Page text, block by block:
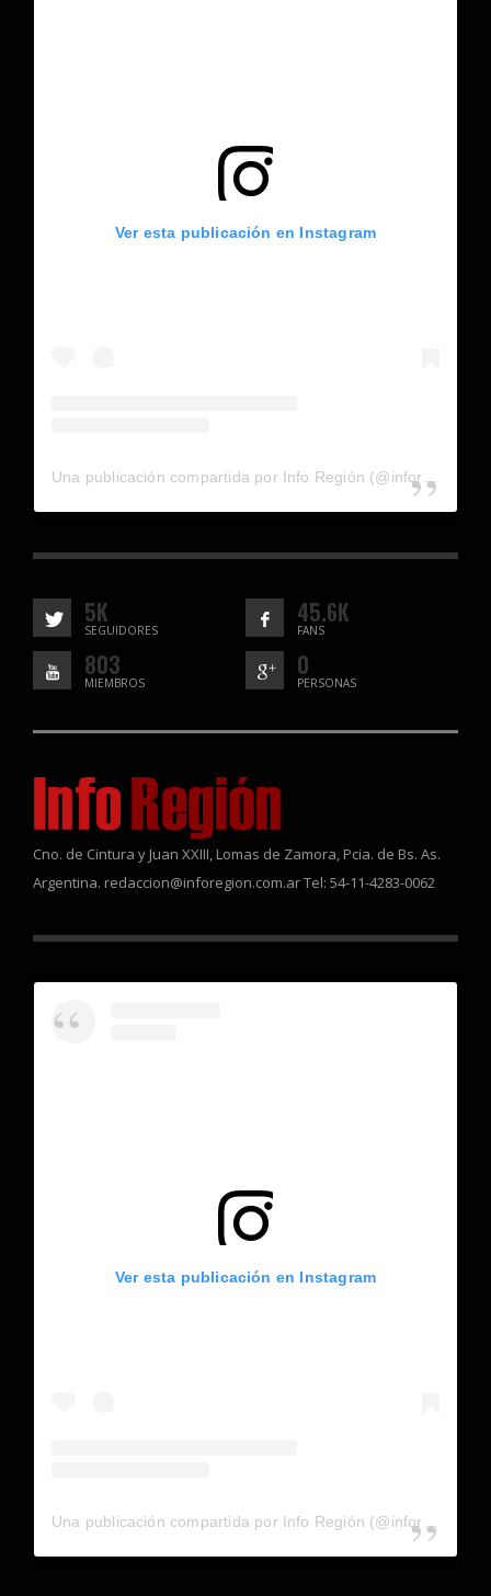
Ver esta publicación en Instagram
5K
SEGUIDORES
45.6K
FANS
803
MIEMBROS
0
PERSONAS
Cno. de Cintura y Juan XXIII, Lomas de Zamora, Pcia. de Bs. As.
Argentina. redaccion@inforegion.com.ar Tel: 54-11-4283-0062
Ver esta publicación en Instagram